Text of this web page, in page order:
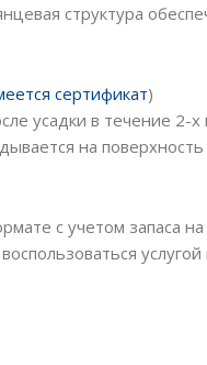
структура
сертификат)
усадки в течение 2-х
на поверхность
с учетом запаса